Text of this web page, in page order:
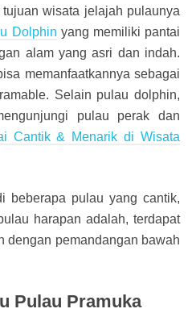
wisata jelajah pulaunya
Dolphin yang memiliki pantai
alam yang asri dan indah.
memanfaatkannya sebagai
Selain pulau dolphin,
pulau perak dan
Cantik & Menarik di Wisata
beberapa pulau yang cantik,
harapan adalah, terdapat
dengan pemandangan bawah
Pulau Pramuka